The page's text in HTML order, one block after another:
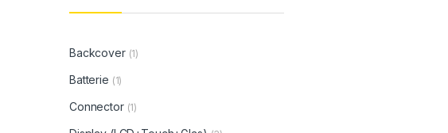
Backcover (1)
Batterie (1)
Connector (1)